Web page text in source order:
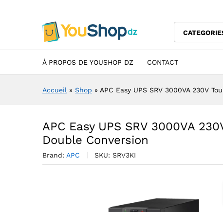
À PROPOS DE YOUSHOP DZ CONTACT
Accueil » Shop » APC Easy UPS SRV 3000VA 230V
APC Easy UPS SRV 3000VA
Double Conversion
Brand: APC SKU: SRV3KI